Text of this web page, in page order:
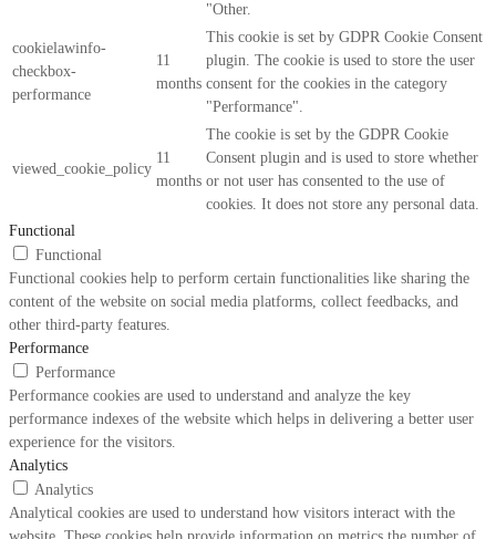
"Other.
cookielawinfo-
checkbox-
performance
11
months
This cookie is set by GDPR Cookie Consent
plugin. The cookie is used to store the user
consent for the cookies in the category
"Performance".
viewed_cookie_policy
11
months
The cookie is set by the GDPR Cookie
Consent plugin and is used to store whether
or not user has consented to the use of
cookies. It does not store any personal data.
Functional
Functional
Functional cookies help to perform certain functionalities like sharing the
content of the website on social media platforms, collect feedbacks, and
other third-party features.
Performance
Performance
Performance cookies are used to understand and analyze the key
performance indexes of the website which helps in delivering a better user
experience for the visitors.
Analytics
Analytics
Analytical cookies are used to understand how visitors interact with the